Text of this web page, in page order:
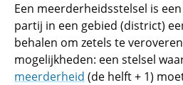
Een meerderheidsstelsel is een
partij in een gebied (district)
behalen om zetels te
mogelijkheden: een stelsel
meerderheid (de helft + 1)